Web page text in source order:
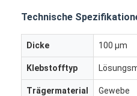
Technische
Dicke 100 μm
Klebstofftyp
Trägermaterial Gewebe